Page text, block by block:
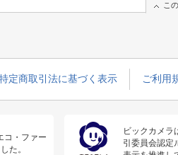
こ
定商取引法に基づく表示 ご利用
コ・ファー
た。
ビックカメラ
引委員会認定